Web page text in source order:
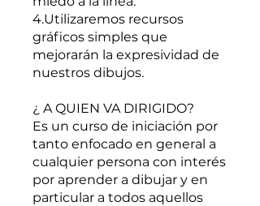
4.Utilizaremos recursos
gráficos simples que
mejorarán la expresividad de
nuestros dibujos.
¿ A QUIEN VA DIRIGIDO?
Es un curso de iniciación por
tanto enfocado en general a
cualquier persona con interés
por aprender a dibujar y en
particular a todos aquellos